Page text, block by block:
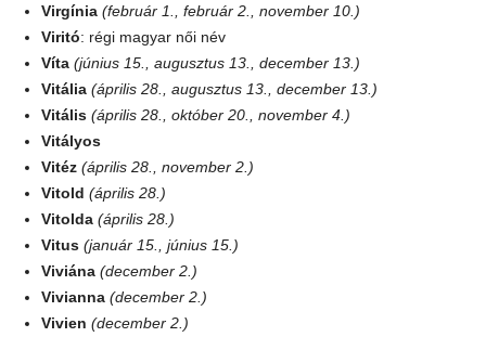
Virgínia (február 1., február 2., november 10.)
Viritó: régi magyar női név
Víta (június 15., augusztus 13., december 13.)
Vitália (április 28., augusztus 13., december 13.)
Vitális (április 28., október 20., november 4.)
Vitályos
Vitéz (április 28., november 2.)
Vitold (április 28.)
Vitolda (április 28.)
Vitus (január 15., június 15.)
Viviána (december 2.)
Vivianna (december 2.)
Vivien (december 2.)